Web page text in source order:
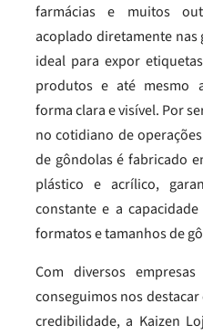
farmácias e muitos
acoplado diretamente
ideal para expor
produtos e até mesmo
forma clara e visível. Por
no cotidiano de
de gôndolas é fabricado
plástico e acrílico,
constante e a
formatos e tamanhos de
Com diversos
conseguimos nos
credibilidade, a Kaizen